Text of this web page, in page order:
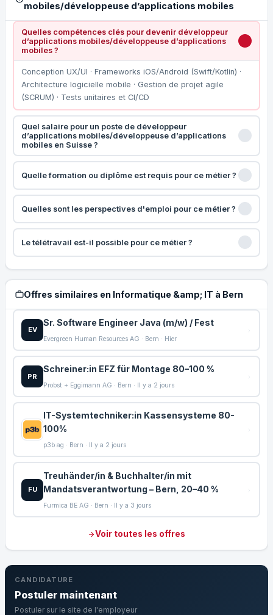
mobiles/développeuse d’applications mobiles
Quelles compétences clés pour devenir développeur
d’applications mobiles/développeuse d’applications
mobiles ?
Conception UX/UI · Frameworks iOS/Android (Swift/Kotlin) ·
Architecture logicielle mobile · Gestion de projet agile
(SCRUM) · Tests unitaires et CI/CD
Quel salaire pour un poste de développeur
d’applications mobiles/développeuse d’applications
mobiles en Suisse ?
Quelle formation ou diplôme est requis pour ce métier ?
Quelles sont les perspectives d'emploi pour ce métier ?
Le télétravail est-il possible pour ce métier ?
Offres similaires en Informatique &amp; IT à Bern
EV
Sr. Software Engineer Java (m/w) / Fest
Evergreen Human Resources AG · Bern · Hier
PR
Schreiner:in EFZ für Montage 80–100 %
Probst + Eggimann AG · Bern · Il y a 2 jours
IT-Systemtechniker:in Kassensysteme 80-
100%
p3b ag · Bern · Il y a 2 jours
FU
Treuhänder/in & Buchhalter/in mit
Mandatsverantwortung – Bern, 20–40 %
Furmica BE AG · Bern · Il y a 3 jours
Voir toutes les offres
CANDIDATURE
Postuler maintenant
Postuler sur le site de l'employeur